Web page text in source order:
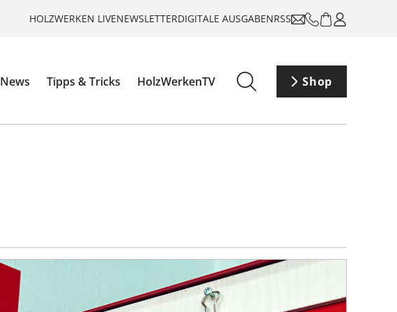
HOLZWERKEN LIVENEWSLETTERDIGITALE AUSGABENRSS
News Tipps & Tricks HolzWerkenTV Shop